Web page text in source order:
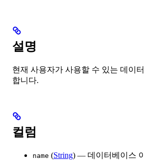
설명
현재 사용자가 사용할 수 있는 데이
합니다.
컬럼
name (String) — 데이터베이스